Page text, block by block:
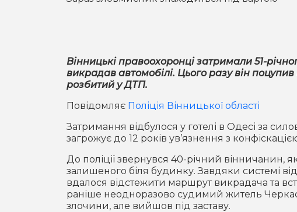
Вінницькі правоохоронці затримали 51-
викрадав автомобілі. Цього разу він
розбитий у ДТП.
Повідомляє Поліція Вінницької області
Затримання відбулося у готелі в Одесі за
загрожує до 12 років ув’язнення з
До поліції звернувся 40-річний вінничанин,
залишеного біля будинку. Завдяки системі
вдалося відстежити маршрут викрадача та
раніше неодноразово судимий житель
злочини, але вийшов під заставу.